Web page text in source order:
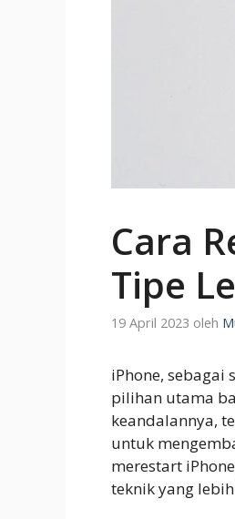
Cara
Tipe
19 April 2023 oleh
iPhone,
pilihan utama
keandalannya,
untuk
merestart
teknik yang